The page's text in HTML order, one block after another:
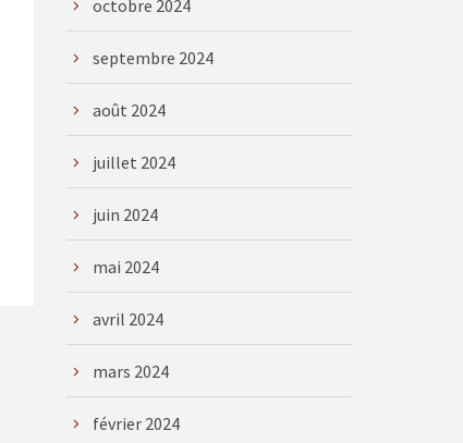
octobre 2024
septembre 2024
août 2024
juillet 2024
juin 2024
mai 2024
avril 2024
mars 2024
février 2024